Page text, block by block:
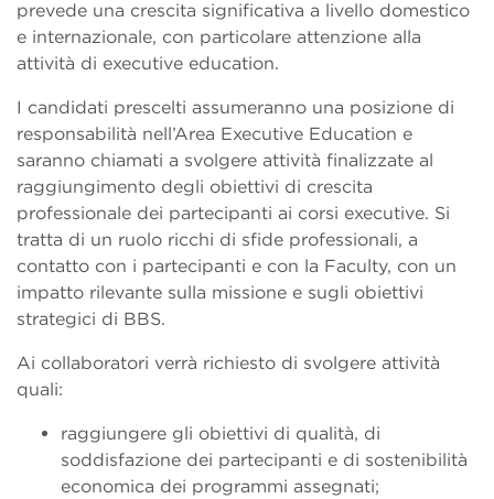
prevede una crescita significativa a livello domestico
e internazionale, con particolare attenzione alla
attività di executive education.
I candidati prescelti assumeranno una posizione di
responsabilità nell’Area Executive Education e
saranno chiamati a svolgere attività finalizzate al
raggiungimento degli obiettivi di crescita
professionale dei partecipanti ai corsi executive. Si
tratta di un ruolo ricchi di sfide professionali, a
contatto con i partecipanti e con la Faculty, con un
impatto rilevante sulla missione e sugli obiettivi
strategici di BBS.
Ai collaboratori verrà richiesto di svolgere attività
quali:
raggiungere gli obiettivi di qualità, di
soddisfazione dei partecipanti e di sostenibilità
economica dei programmi assegnati;